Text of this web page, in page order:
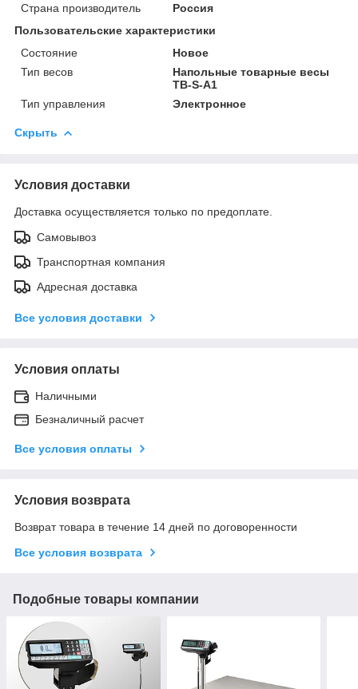
Страна производитель
Россия
Пользовательские характеристики
Состояние
Новое
Тип весов
Напольные товарные весы
ТВ-S-A1
Тип управления
Электронное
Скрыть
Условия доставки
Доставка осуществляется только по предоплате.
Самовывоз
Транспортная компания
Адресная доставка
Все условия доставки
Условия оплаты
Наличными
Безналичный расчет
Все условия оплаты
Условия возврата
Возврат товара в течение 14 дней по договоренности
Все условия возврата
Подобные товары компании